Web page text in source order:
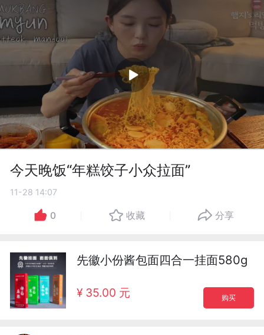
今天晚饭“年糕饺子小众拉面”
11-28 14:07
0 收藏 分享
先徽小份酱包面四合一挂面580g
¥ 35.00 元 购买